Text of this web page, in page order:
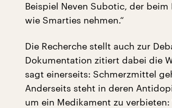
Beispiel Neven Subotic, der
wie Smarties nehmen.“
Die Recherche stellt auch zur
Dokumentation zitiert dabei die
sagt einerseits: Schmerzmittel
Anderseits steht in deren
um ein Medikament zu